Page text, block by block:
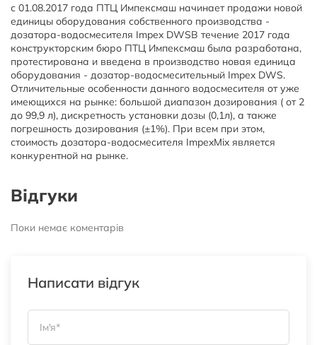
с 01.08.2017 года ПТЦ Импексмаш начинает продажи новой
единицы оборудования собственного производства -
дозатора-водосмесителя Impex DWSВ течение 2017 года
конструкторским бюро ПТЦ Импексмаш была разработана,
протестирована и введена в производство новая единица
оборудования - дозатор-водосмесительный Impex DWS.
Отличительные особенности данного водосмесителя от уже
имеющихся на рынке: большой диапазон дозирования ( от 2
до 99,9 л), дискретность установки дозы (0,1л), а также
погрешность дозирования (±1%). При всем при этом,
стоимость дозатора-водосмесителя ImpexMix является
конкурентной на рынке.
Відгуки
Поки немає коментарів
Написати відгук